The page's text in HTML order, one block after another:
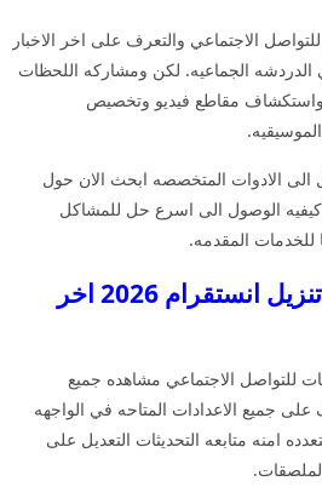
الاجتماعي والتعرف على اخر الاخبار
الجماعيه. لكن ومشاركه اللحظات
واستكشاف مقاطع فيديو وتخصيص
الى الادوات المتخصصه ابحث الان حول
كيفيه الوصول الى اسرع حل للمشاكل
للخدمات المقدمه.
شرح النصائص حول تنزيل انستقرام 2026 اخر
للتواصل الاجتماعي مشاهده جميع
على جميع الاعدادات المتاحه في الواجهه
امنه متابعه التحديثات التعديل على